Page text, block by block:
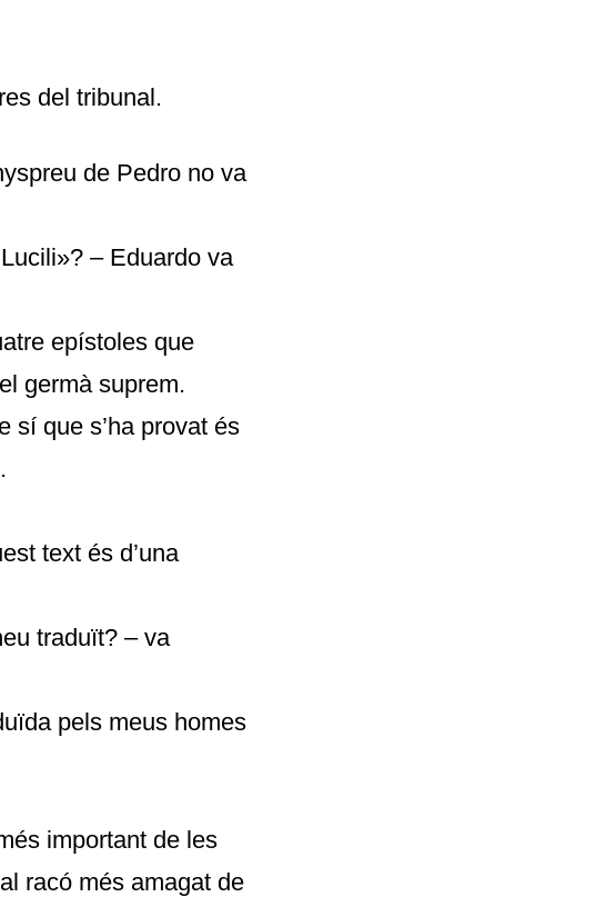
del tribunal.
de Pedro no va
– Eduardo va
epístoles que
germà suprem.
sí que s’ha provat és
text és d’una
traduït? – va
pels meus homes
important de les
racó més amagat de